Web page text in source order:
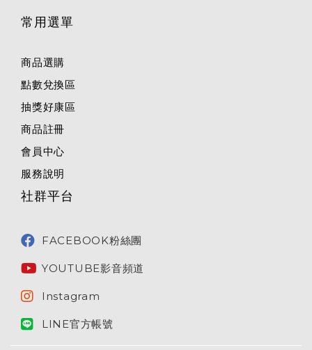
常用選單
商品選購
點數兌換區
抽獎好康區
商品註冊
會員中心
服務說明
社群平台
FACEBOOK粉絲團
YOUTUBE影音頻道
Instagram
LINE官方帳號